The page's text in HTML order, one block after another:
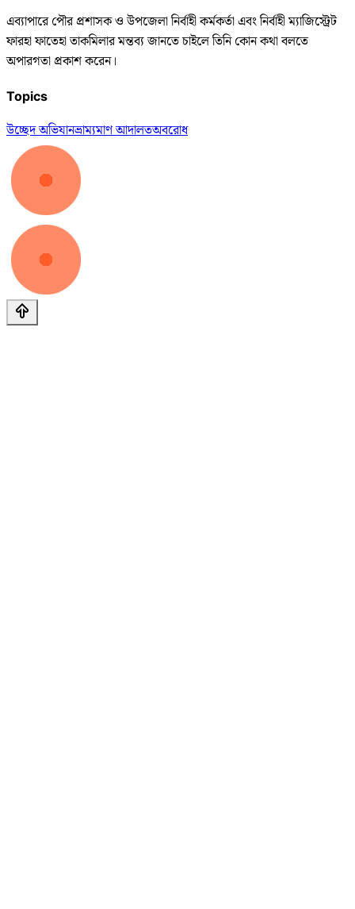
এব্যাপারে পৌর প্রশাসক ও উপজেলা নির্বাহী কর্মকর্তা এবং নির্বাহী ম্যাজিস্ট্রেট
ফারহা ফাতেহা তাকমিলার মন্তব্য জানতে চাইলে তিনি কোন কথা বলতে
অপারগতা প্রকাশ করেন।
Topics
উচ্ছেদ অভিযানভ্রাম্যমাণ আদালতঅবরোধ